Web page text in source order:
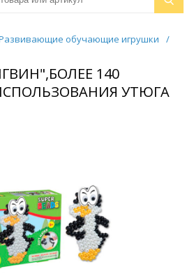
обучающие игрушки
/
140
УТЮГА